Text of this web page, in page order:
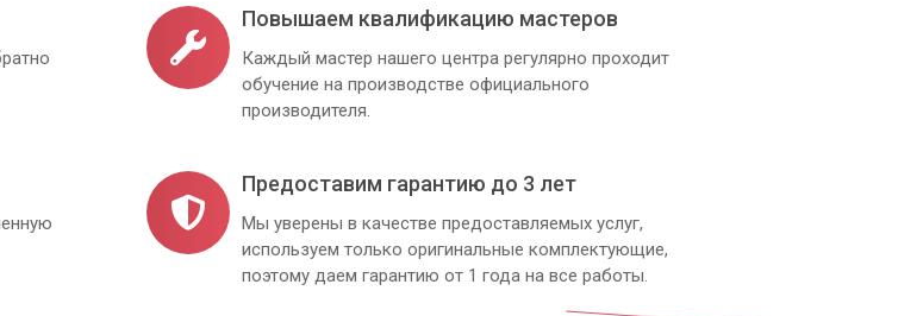
Повышаем квалификацию мастеров
Каждый мастер нашего центра регулярно проходит
обучение на производстве официального
производителя.
Предоставим гарантию до 3 лет
Мы уверены в качестве предоставляемых услуг,
используем только оригинальные комплектующие,
поэтому даем гарантию от 1 года на все работы.